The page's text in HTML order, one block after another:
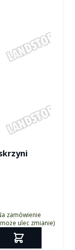
zamówienie
ulec zmianie)